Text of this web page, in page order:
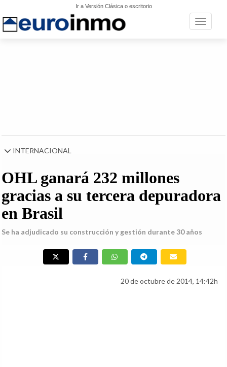
Ir a Versión Clásica o escritorio
Toggle
INTERNACIONAL
OHL ganará 232 millones
gracias a su tercera depuradora
en Brasil
Se ha adjudicado su construcción y gestión durante 30 años
20 de octubre de 2014, 14:42h